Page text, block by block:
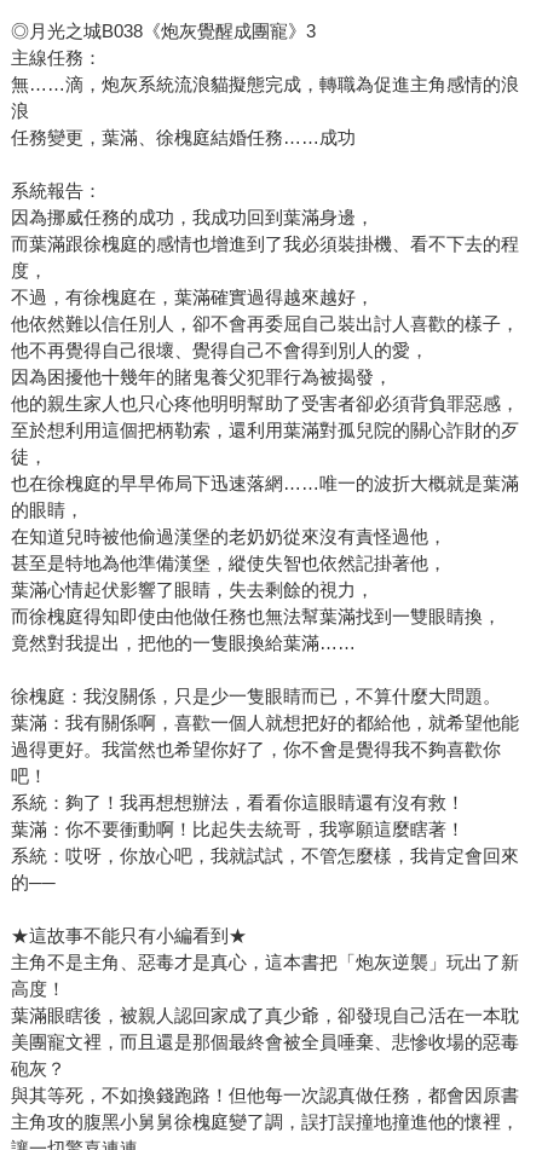
◎月光之城B038《炮灰覺醒成團寵》3
主線任務：
無……滴，炮灰系統流浪貓擬態完成，轉職為促進主角感情的浪
浪
任務變更，葉滿、徐槐庭結婚任務……成功
系統報告：
因為挪威任務的成功，我成功回到葉滿身邊，
而葉滿跟徐槐庭的感情也增進到了我必須裝掛機、看不下去的程
度，
不過，有徐槐庭在，葉滿確實過得越來越好，
他依然難以信任別人，卻不會再委屈自己裝出討人喜歡的樣子，
他不再覺得自己很壞、覺得自己不會得到別人的愛，
因為困擾他十幾年的賭鬼養父犯罪行為被揭發，
他的親生家人也只心疼他明明幫助了受害者卻必須背負罪惡感，
至於想利用這個把柄勒索，還利用葉滿對孤兒院的關心詐財的歹
徒，
也在徐槐庭的早早佈局下迅速落網……唯一的波折大概就是葉滿
的眼睛，
在知道兒時被他偷過漢堡的老奶奶從來沒有責怪過他，
甚至是特地為他準備漢堡，縱使失智也依然記掛著他，
葉滿心情起伏影響了眼睛，失去剩餘的視力，
而徐槐庭得知即使由他做任務也無法幫葉滿找到一雙眼睛換，
竟然對我提出，把他的一隻眼換給葉滿……
徐槐庭：我沒關係，只是少一隻眼睛而已，不算什麼大問題。
葉滿：我有關係啊，喜歡一個人就想把好的都給他，就希望他能
過得更好。我當然也希望你好了，你不會是覺得我不夠喜歡你
吧！
系統：夠了！我再想想辦法，看看你這眼睛還有沒有救！
葉滿：你不要衝動啊！比起失去統哥，我寧願這麼瞎著！
系統：哎呀，你放心吧，我就試試，不管怎麼樣，我肯定會回來
的──
★這故事不能只有小編看到★
主角不是主角、惡毒才是真心，這本書把「炮灰逆襲」玩出了新
高度！
葉滿眼瞎後，被親人認回家成了真少爺，卻發現自己活在一本耽
美團寵文裡，而且還是那個最終會被全員唾棄、悲慘收場的惡毒
砲灰？
與其等死，不如換錢跑路！但他每一次認真做任務，都會因原書
主角攻的腹黑小舅舅徐槐庭變了調，誤打誤撞地撞進他的懷裡，